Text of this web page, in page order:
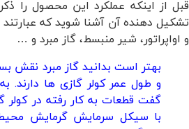
قبل از اینکه عملکرد این محصول را
تشکیل دهنده آن آشنا شوید که عبارتند
و اواپراتور، شیر منبسط، گاز مبرد و …
بهتر است بدانید گاز مبرد نقش
و طول عمر کولر گازی ها دارند.
گفت قطعات به کار رفته در کولر
با سیکل سرمایش گرمایش محیط